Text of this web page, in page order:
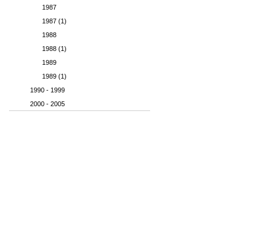
1987
1987 (1)
1988
1988 (1)
1989
1989 (1)
1990 - 1999
2000 - 2005